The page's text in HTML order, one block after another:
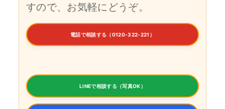
すので、お気軽にどうぞ。
電話で相談する（0120-322-221）
LINEで相談する（写真OK）